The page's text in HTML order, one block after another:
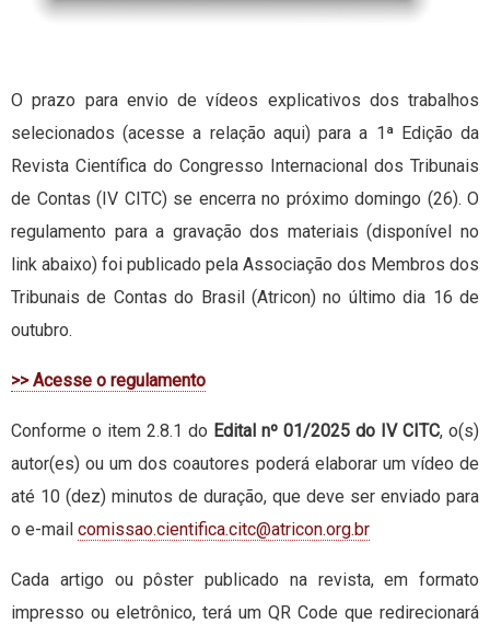
O prazo para envio de vídeos explicativos dos trabalhos
selecionados (acesse a relação aqui) para a 1ª Edição da
Revista Científica do Congresso Internacional dos Tribunais
de Contas (IV CITC) se encerra no próximo domingo (26). O
regulamento para a gravação dos materiais (disponível no
link abaixo) foi publicado pela Associação dos Membros dos
Tribunais de Contas do Brasil (Atricon) no último dia 16 de
outubro.
>> Acesse o regulamento
Conforme o item 2.8.1 do Edital nº 01/2025 do IV CITC, o(s)
autor(es) ou um dos coautores poderá elaborar um vídeo de
até 10 (dez) minutos de duração, que deve ser enviado para
o e-mail comissao.cientifica.citc@atricon.org.br
Cada artigo ou pôster publicado na revista, em formato
impresso ou eletrônico, terá um QR Code que redirecionará